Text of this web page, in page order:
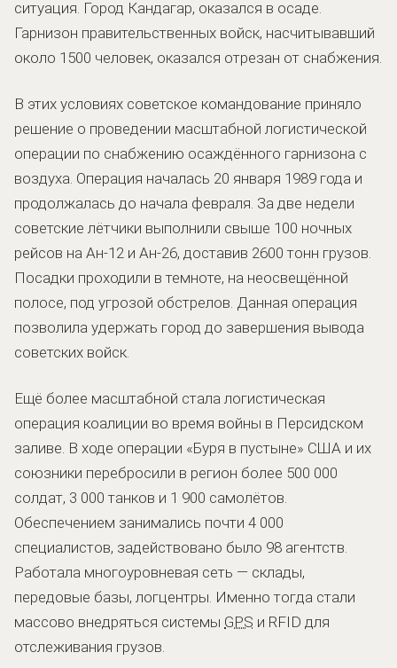
ситуация. Город Кандагар, оказался в осаде.
Гарнизон правительственных войск, насчитывавший
около 1500 человек, оказался отрезан от снабжения.
В этих условиях советское командование приняло
решение о проведении масштабной логистической
операции по снабжению осаждённого гарнизона с
воздуха. Операция началась 20 января 1989 года и
продолжалась до начала февраля. За две недели
советские лётчики выполнили свыше 100 ночных
рейсов на Ан-12 и Ан-26, доставив 2600 тонн грузов.
Посадки проходили в темноте, на неосвещённой
полосе, под угрозой обстрелов. Данная операция
позволила удержать город до завершения вывода
советских войск.
Ещё более масштабной стала логистическая
операция коалиции во время войны в Персидском
заливе. В ходе операции «Буря в пустыне» США и их
союзники перебросили в регион более 500 000
солдат, 3 000 танков и 1 900 самолётов.
Обеспечением занимались почти 4 000
специалистов, задействовано было 98 агентств.
Работала многоуровневая сеть — склады,
передовые базы, логцентры. Именно тогда стали
массово внедряться системы GPS и RFID для
отслеживания грузов.